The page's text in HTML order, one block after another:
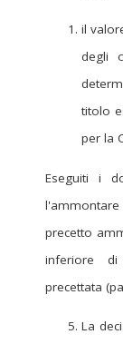
il
degli
titolo
per la
Eseguiti i
precetto
inferiore
precettata
La